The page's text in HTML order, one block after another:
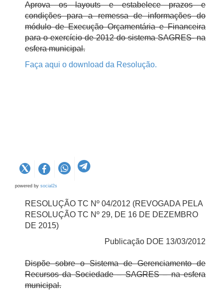
Aprova os layouts e estabelece prazos e
condições para a remessa de informações do
módulo de Execução Orçamentária e Financeira
para o exercício de 2012 do sistema SAGRES- na
esfera municipal.
Faça aqui o download da Resolução.
powered by social2s
RESOLUÇÃO TC Nº 04/2012 (REVOGADA PELA
RESOLUÇÃO TC Nº 29, DE 16 DE DEZEMBRO
DE 2015)
Publicação DOE 13/03/2012
Dispõe sobre o Sistema de Gerenciamento de
Recursos da Sociedade – SAGRES – na esfera
municipal.